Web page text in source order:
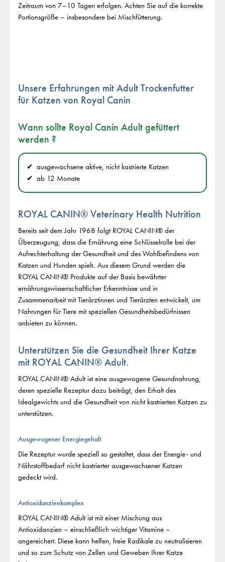
Zeitraum von 7–10 Tagen erfolgen. Achten Sie auf die korrekte
Portionsgröße – insbesondere bei Mischfütterung.
Unsere Erfahrungen mit Adult Trockenfutter
für Katzen von Royal Canin
Wann sollte Royal Canin Adult gefüttert
werden ?
ausgewachsene aktive, nicht kastrierte Katzen
ab 12 Monate
ROYAL CANIN® Veterinary Health Nutrition
Bereits seit dem Jahr 1968 folgt ROYAL CANIN® der
Überzeugung, dass die Ernährung eine Schlüsselrolle bei der
Aufrechterhaltung der Gesundheit und des Wohlbefindens von
Katzen und Hunden spielt. Aus diesem Grund werden die
ROYAL CANIN® Produkte auf der Basis bewährter
ernährungswissenschaftlicher Erkenntnisse und in
Zusammenarbeit mit Tierärztinnen und Tierärzten entwickelt, um
Nahrungen für Tiere mit speziellen Gesundheitsbedürfnissen
anbieten zu können.
Unterstützen Sie die Gesundheit Ihrer Katze
mit ROYAL CANIN® Adult.
ROYAL CANIN® Adult ist eine ausgewogene Gesundnahrung,
deren spezielle Rezeptur dazu beiträgt, den Erhalt des
Idealgewichts und die Gesundheit von nicht kastrierten Katzen zu
unterstützen.
Ausgewogener Energiegehalt
Die Rezeptur wurde speziell so gestaltet, dass der Energie- und
Nährstoffbedarf nicht kastrierter ausgewachsener Katzen
gedeckt wird.
Antioxidanzienkomplex
ROYAL CANIN® Adult ist mit einer Mischung aus
Antioxidanzien – einschließlich wichtiger Vitamine –
angereichert. Diese kann helfen, freie Radikale zu neutralisieren
und so zum Schutz von Zellen und Geweben Ihrer Katze